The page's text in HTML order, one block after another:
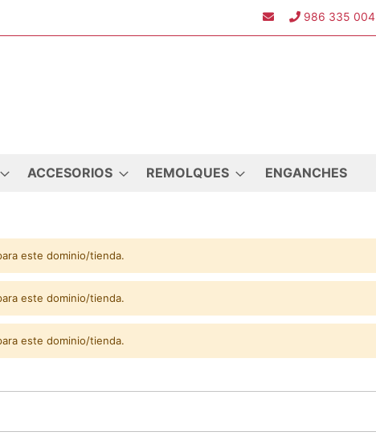
986 335 004
ACCESORIOS REMOLQUES ENGANCHES
este dominio/tienda.
este dominio/tienda.
este dominio/tienda.